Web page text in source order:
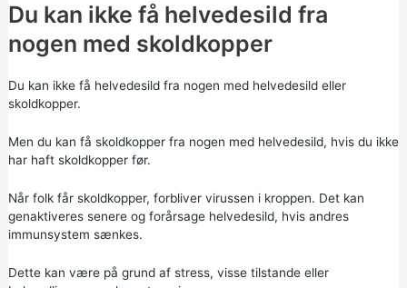
Du kan ikke få helvedesild fra
nogen med skoldkopper
Du kan ikke få helvedesild fra nogen med helvedesild eller
skoldkopper.
Men du kan få skoldkopper fra nogen med helvedesild, hvis du ikke
har haft skoldkopper før.
Når folk får skoldkopper, forbliver virussen i kroppen. Det kan
genaktiveres senere og forårsage helvedesild, hvis andres
immunsystem sænkes.
Dette kan være på grund af stress, visse tilstande eller